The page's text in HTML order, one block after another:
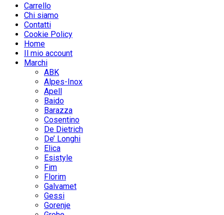
Carrello
Chi siamo
Contatti
Cookie Policy
Home
Il mio account
Marchi
ABK
Alpes-Inox
Apell
Baido
Barazza
Cosentino
De Dietrich
De’ Longhi
Elica
Esistyle
Fim
Florim
Galvamet
Gessi
Gorenje